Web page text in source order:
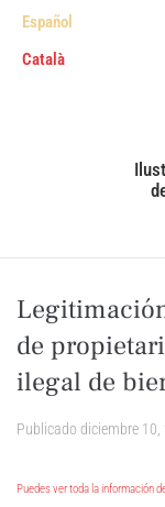
Español
Català
de
ilegal de
Publicado diciembre 10,
Puedes ver toda la información